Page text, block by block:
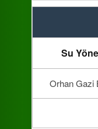
Su
Orhan Gazi